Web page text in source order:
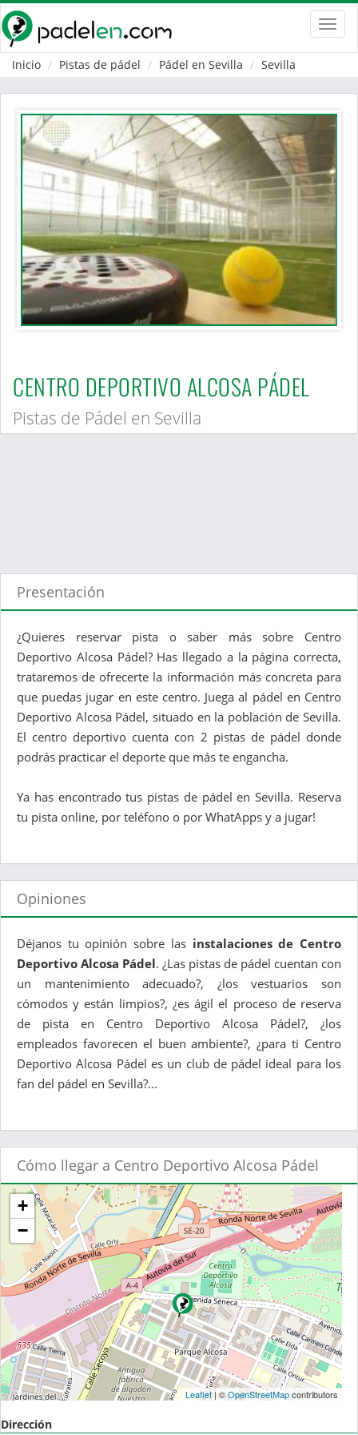
Inicio
Pistas de pádel Pádel en Sevilla Sevilla
CENTRO DEPORTIVO ALCOSA PÁDEL
Pistas de Pádel en Sevilla
Presentación
¿Quieres reservar pista o saber más sobre Centro
Deportivo Alcosa Pádel? Has llegado a la página correcta,
trataremos de ofrecerte la información más concreta para
que puedas jugar en este centro. Juega al pádel en Centro
Deportivo Alcosa Pádel, situado en la población de Sevilla.
El centro deportivo cuenta con 2 pistas de pádel donde
podrás practicar el deporte que más te engancha.
Ya has encontrado tus pistas de pádel en Sevilla. Reserva
tu pista online, por teléfono o por WhatApps y a jugar!
Opiniones
Déjanos tu opinión sobre las instalaciones de Centro
Deportivo Alcosa Pádel. ¿Las pistas de pádel cuentan con
un mantenimiento adecuado?, ¿los vestuarios son
cómodos y están limpios?, ¿es ágil el proceso de reserva
de pista en Centro Deportivo Alcosa Pádel?, ¿los
empleados favorecen el buen ambiente?, ¿para ti Centro
Deportivo Alcosa Pádel es un club de pádel ideal para los
fan del pádel en Sevilla?...
Cómo llegar a Centro Deportivo Alcosa Pádel
+
−
Leaflet| ©OpenStreetMapcontributors
Dirección